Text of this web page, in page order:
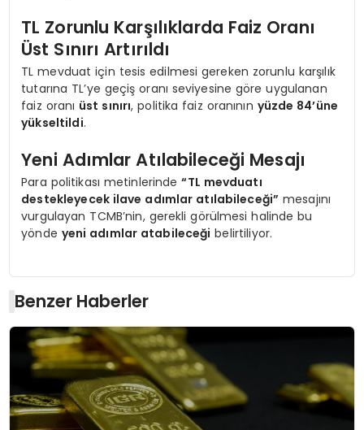
TL Zorunlu Karşılıklarda Faiz Oranı
Üst Sınırı Artırıldı
TL mevduat için tesis edilmesi gereken zorunlu karşılık
tutarına TL’ye geçiş oranı seviyesine göre uygulanan
faiz oranı üst sınırı, politika faiz oranının yüzde 84’üne
yükseltildi.
Yeni Adımlar Atılabileceği Mesajı
Para politikası metinlerinde“TL mevduatı
destekleyecek ilave adımlar atılabileceği” mesajını
vurgulayan TCMB’nin, gerekli görülmesi halinde bu
yönde yeni adımlar atabileceği belirtiliyor.
Benzer Haberler